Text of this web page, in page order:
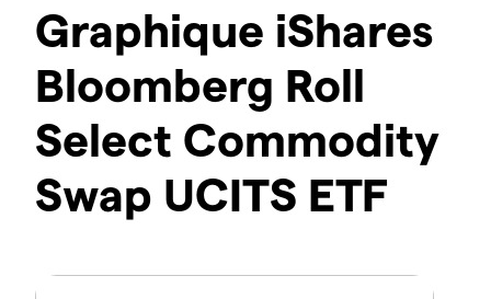
Graphique iShares
Bloomberg Roll
Select Commodity
Swap UCITS ETF